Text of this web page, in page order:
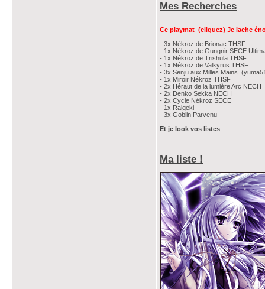
Mes Recherches
Ce playmat (cliquez) Je lache
- 3x Nékroz de Brionac THSF
- 1x Nékroz de Gungnir SECE
- 1x Nékroz de Trishula THSF
- 1x Nékroz de Valkyrus THSF
- 3x Senju aux Milles Mains
- 1x Miroir Nékroz THSF
- 2x Héraut de la lumière Arc NECH
- 2x Denko Sekka NECH
- 2x Cycle Nékroz SECE
- 1x Raigeki
- 3x Goblin Parvenu
Et je look vos listes
Ma liste !